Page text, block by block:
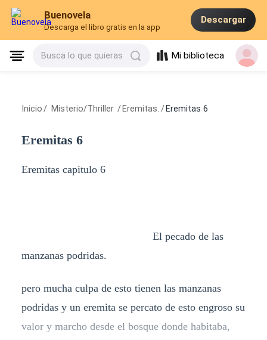
Buenovela
Descarga el libro gratis en la app
Descargar
Busca lo que quieras Mi biblioteca
Inicio / Misterio/Thriller / Eremitas. / Eremitas 6
Eremitas 6
Eremitas capitulo 6
El pecado de las
manzanas podridas.
pero mucha culpa de esto tienen las manzanas
podridas y un eremita se percato de esto engroso su
valor y marcho desde el bosque donde habitaba,